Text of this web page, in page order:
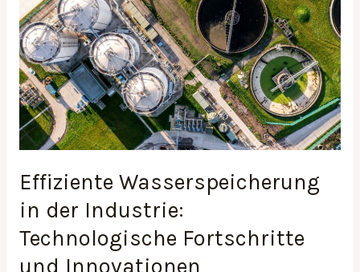
Effiziente Wasserspeicherung
in der Industrie:
Technologische Fortschritte
und Innovationen
der
Industrie:
Technologische
Fortschritte
und
Innovationen